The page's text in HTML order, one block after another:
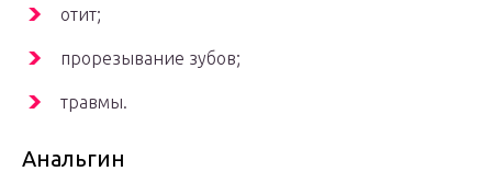
отит;
прорезывание зубов;
травмы.
Анальгин